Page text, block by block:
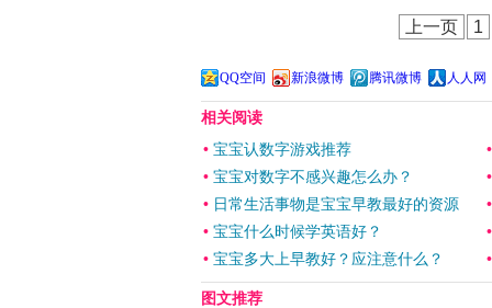
上一页 1
QQ空间 新浪微博 腾讯微博 人人网
相关阅读
• 宝宝认数字游戏推荐
• 宝宝对数字不感兴趣怎么办？
• 日常生活事物是宝宝早教最好的资源
• 宝宝什么时候学英语好？
• 宝宝多大上早教好？应注意什么？
图文推荐